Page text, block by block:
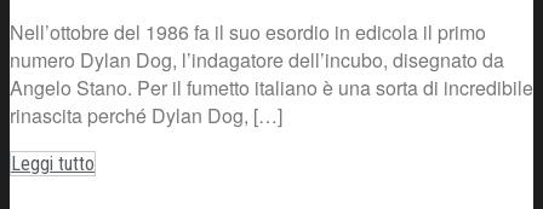
Nell’ottobre del 1986 fa il suo esordio in edicola il primo
numero Dylan Dog, l’indagatore dell’incubo, disegnato da
Angelo Stano. Per il fumetto italiano è una sorta di incredibile
rinascita perché Dylan Dog, […]
Leggi tutto